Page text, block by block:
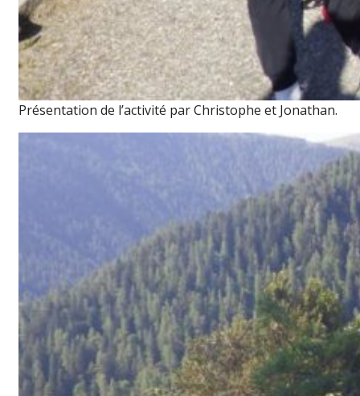
Présentation de l’activité par Christophe et Jonathan.